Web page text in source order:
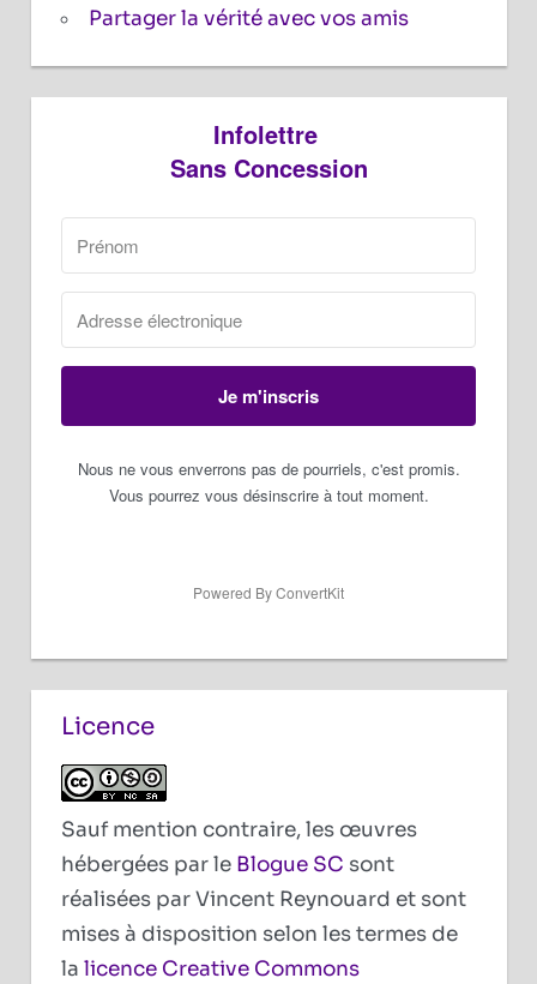
Partager la vérité avec vos amis
Infolettre
Sans Concession
Je m'inscris
Nous ne vous enverrons pas de pourriels, c'est promis.
Vous pourrez vous désinscrire à tout moment.
Powered By ConvertKit
Licence
Sauf mention contraire, les œuvres
hébergées par le Blogue SC sont
réalisées par Vincent Reynouard et sont
mises à disposition selon les termes de
la licence Creative Commons